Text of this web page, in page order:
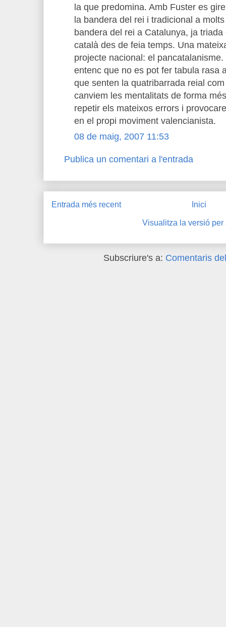
la que predomina. Amb Fuster es
la bandera del rei i tradicional a
bandera del rei a Catalunya, ja
català des de feia temps. Una
projecte nacional: el
entenc que no es pot fer tabula rasa
que senten la quatribarrada reial
canviem les mentalitats de forma
repetir els mateixos errors i
en el propi moviment valencianista.
08 de maig, 2007 11:53
Publica un comentari a l'entrada
Entrada més recent Inici
Visualitza la versió per
Subscriure's a: Comentaris